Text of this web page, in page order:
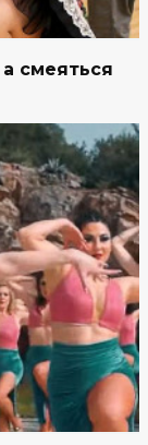
смеяться